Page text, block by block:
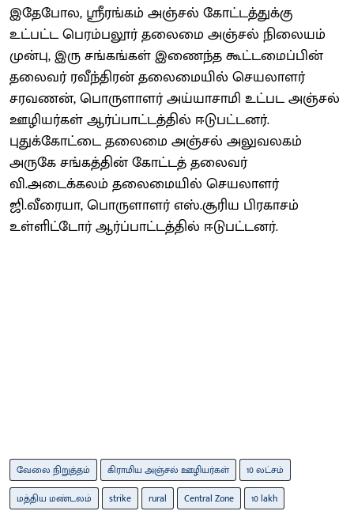
இதேபோல, ஸ்ரீரங்கம் அஞ்சல் கோட்டத்துக்கு
உட்பட்ட பெரம்பலூர் தலைமை அஞ்சல் நிலையம்
முன்பு, இரு சங்கங்கள் இணைந்த கூட்டமைப்பின்
தலைவர் ரவீந்திரன் தலைமையில் செயலாளர்
சரவணன், பொருளாளர் அய்யாசாமி உட்பட அஞ்சல்
ஊழியர்கள் ஆர்ப்பாட்டத்தில் ஈடுபட்டனர்.
புதுக்கோட்டை தலைமை அஞ்சல் அலுவலகம்
அருகே சங்கத்தின் கோட்டத் தலைவர்
வி.அடைக்கலம் தலைமையில் செயலாளர்
ஜி.வீரையா, பொருளாளர் எஸ்.சூரிய பிரகாசம்
உள்ளிட்டோர் ஆர்ப்பாட்டத்தில் ஈடுபட்டனர்.
வேலை நிறுத்தம் கிராமிய அஞ்சல் ஊழியர்கள்
10 லட்சம்
மத்திய மண்டலம்
strike rural Central Zone
10 lakh